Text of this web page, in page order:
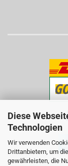
Diese
Technologien
Wir verwenden
Drittanbietern, um
gewährleisten, die